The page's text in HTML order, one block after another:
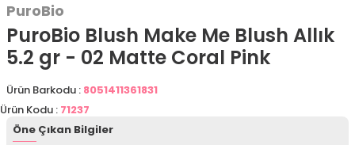
PuroBio
PuroBio Blush Make Me Blush Allık
5.2 gr - 02 Matte Coral Pink
Ürün Barkodu : 8051411361831
Ürün Kodu : 71237
Öne Çıkan Bilgiler